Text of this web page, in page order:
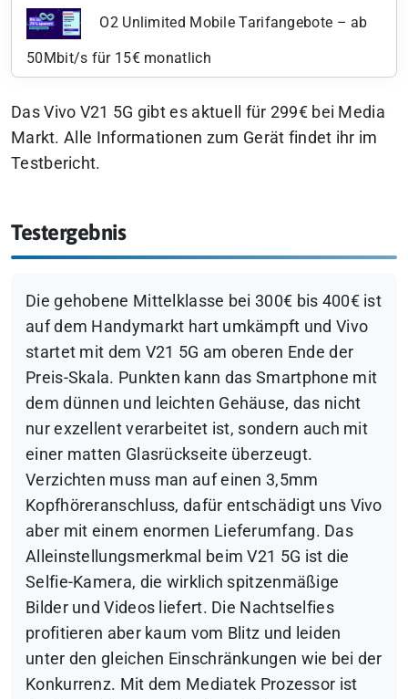
O2 Unlimited Mobile Tarifangebote – ab
50Mbit/s für 15€ monatlich
Das Vivo V21 5G gibt es aktuell für 299€ bei Media
Markt. Alle Informationen zum Gerät findet ihr im
Testbericht.
Testergebnis
Die gehobene Mittelklasse bei 300€ bis 400€ ist
auf dem Handymarkt hart umkämpft und Vivo
startet mit dem V21 5G am oberen Ende der
Preis-Skala. Punkten kann das Smartphone mit
dem dünnen und leichten Gehäuse, das nicht
nur exzellent verarbeitet ist, sondern auch mit
einer matten Glasrückseite überzeugt.
Verzichten muss man auf einen 3,5mm
Kopfhöreranschluss, dafür entschädigt uns Vivo
aber mit einem enormen Lieferumfang. Das
Alleinstellungsmerkmal beim V21 5G ist die
Selfie-Kamera, die wirklich spitzenmäßige
Bilder und Videos liefert. Die Nachtselfies
profitieren aber kaum vom Blitz und leiden
unter den gleichen Einschränkungen wie bei der
Konkurrenz. Mit dem Mediatek Prozessor ist